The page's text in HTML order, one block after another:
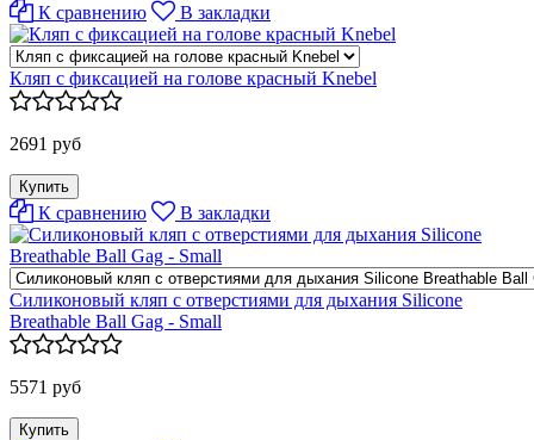
К сравнению В закладки
Кляп с фиксацией на голове красный Knebel
2691 руб
К сравнению В закладки
Силиконовый кляп с отверстиями для дыхания Silicone
Breathable Ball Gag - Small
5571 руб